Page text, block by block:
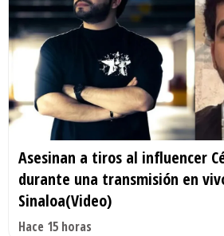
Asesinan a tiros al influencer
durante una transmisión en
Sinaloa(Video)
Hace 15 horas